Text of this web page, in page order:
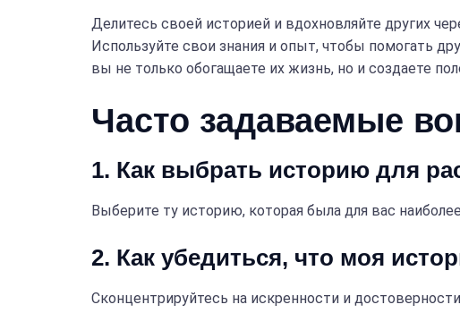
Делитесь своей историей и вдохновляйте других
Используйте свои знания и опыт, чтобы помогать
вы не только обогащаете их жизнь, но и создаете
Часто задаваемые
1. Как выбрать историю для
Выберите ту историю, которая была для вас
2. Как убедиться, что моя
Сконцентрируйтесь на искренности и